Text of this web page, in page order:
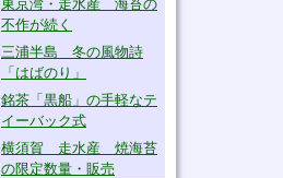
東京湾・走水産 海苔の
不作が続く
三浦半島 冬の風物詩
「はばのり」
銘茶「黒船」の手軽なテ
イーバック式
横須賀 走水産 焼海苔
の限定数量・販売